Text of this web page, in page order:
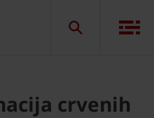
crvenih